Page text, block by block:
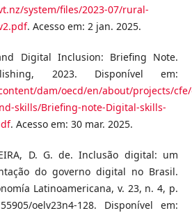
system/files/2023-07/rural-
. Acesso em: 2 jan. 2025.
Digital Inclusion: Briefing Note.
2023. Disponível em:
dam/oecd/en/about/projects/
skills/Briefing-note-Digital-skills-
. Acesso em: 30 mar. 2025.
D. G. de. Inclusão digital: um
do governo digital no Brasil.
Latinoamericana, v. 23, n. 4, p.
oelv23n4-128. Disponível em: